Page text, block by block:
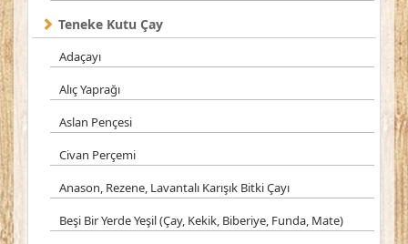
Teneke Kutu Çay
Adaçayı
Alıç Yaprağı
Aslan Pençesi
Civan Perçemi
Anason, Rezene, Lavantalı Karışık Bitki Çayı
Beşi Bir Yerde Yeşil (Çay, Kekik, Biberiye, Funda, Mate)